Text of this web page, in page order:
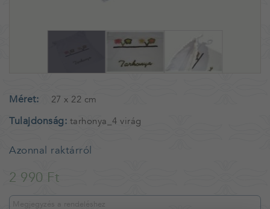
Méret 27 x 22 cm
Tulajdonság tarhonya_4 virág
Azonnal raktárról
2 990 Ft